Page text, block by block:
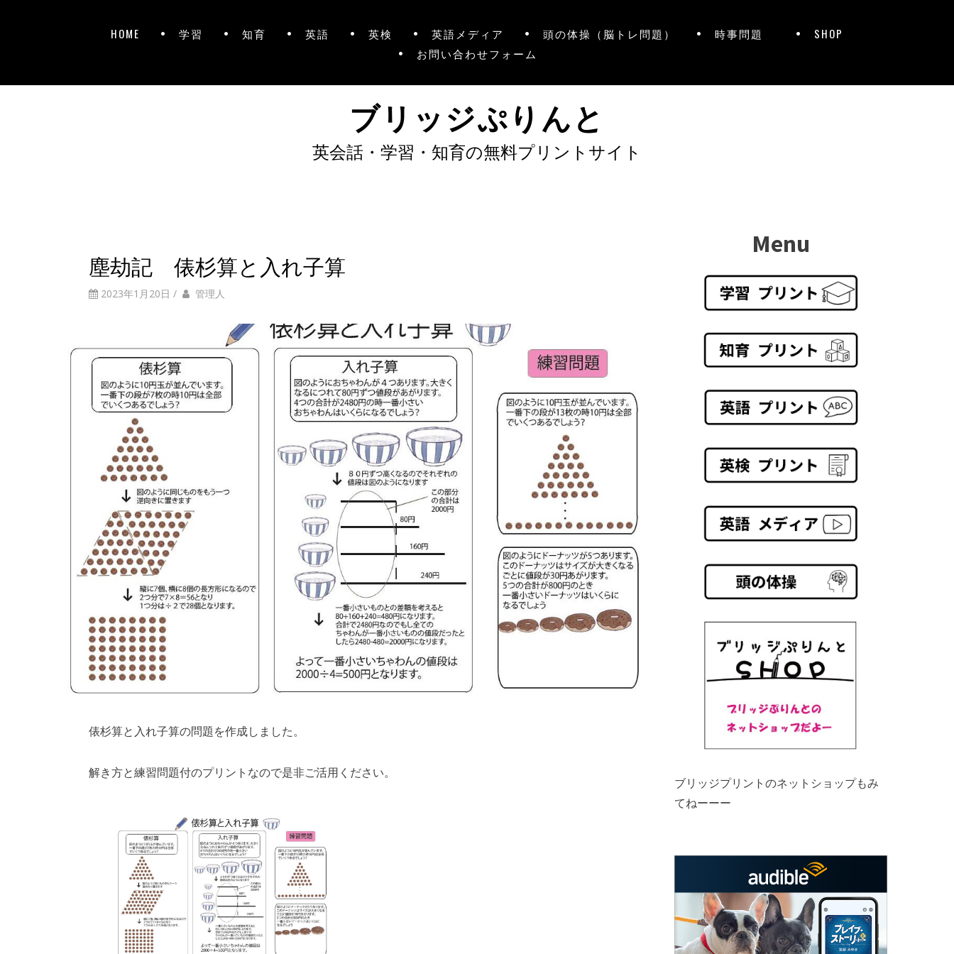
HOME 学習 知育 英語 英検 英語メディア 頭の体操（脳トレ問題） 時事問題
SHOP
お問い合わせフォーム
ブリッジぷりんと
英会話・学習・知育の無料プリントサイト
塵劫記 俵杉算と入れ子算
2023年1月20日 / 管理人
俵杉算と入れ子算の問題を作成しました。
解き方と練習問題付のプリントなので是非ご活用ください。
Menu
ブリッジプリントのネットショップもみ
てねーーー